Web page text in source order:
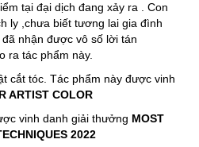
tại đại dịch đang xảy ra . Con
ly ,chưa biết tương lai gia đình
nhận được vô số lời tán
ra tác phẩm này.
cắt tóc. Tác phẩm này được vinh
ARTIST COLOR
vinh danh giải thưởng MOST
2022